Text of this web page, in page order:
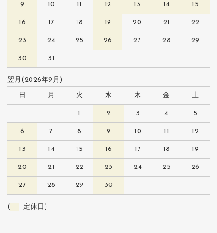
9 10 11 12 13 14 15
16 17 18 19 20 21 22
23 24 25 26 27 28 29
30 31
翌月(2026年9月)
日 月 火 水 木 金 土
1 2 3 4 5
6 7 8 9 10 11 12
13 14 15 16 17 18 19
20 21 22 23 24 25 26
27 28 29 30
( 定休日)